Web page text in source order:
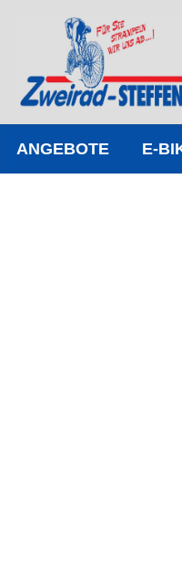
ANGEBOTE E-